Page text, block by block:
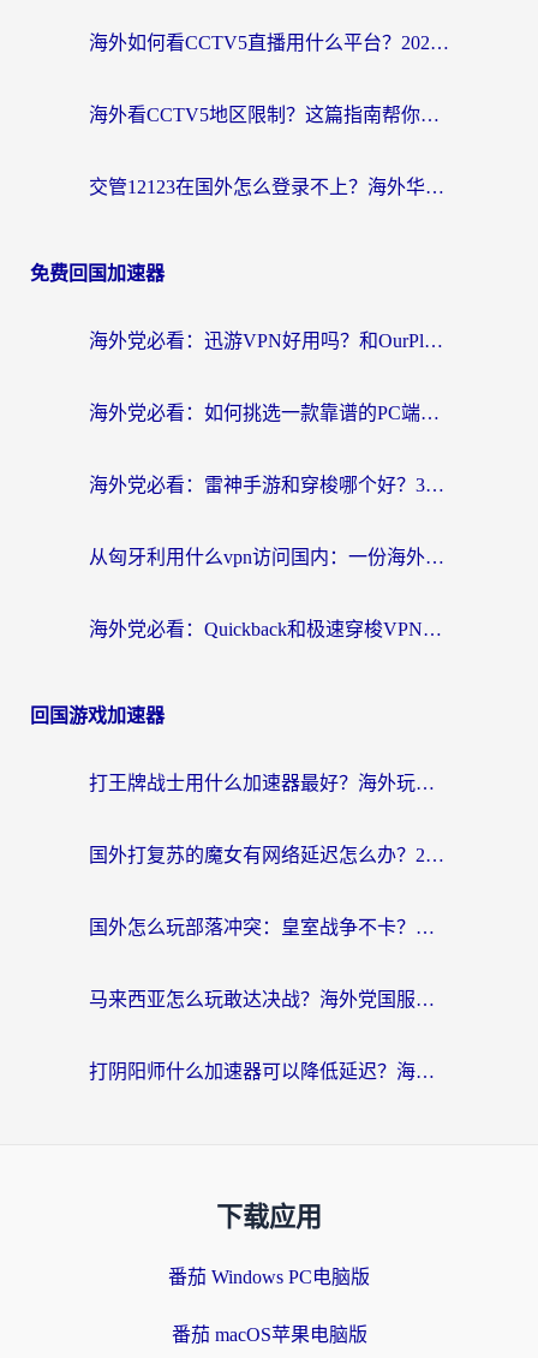
海外如何看CCTV5直播用什么平台？2026最新指南：看欧洲杯、中超、奥运不再卡
海外看CCTV5地区限制？这篇指南帮你流畅看欧洲杯、NBA还听中文解说
交管12123在国外怎么登录不上？海外华人必看的回国加速器选择指南
免费回国加速器
海外党必看：迅游VPN好用吗？和OurPlay VPN对比哪个回国效果更好？附真实体验测评
海外党必看：如何挑选一款靠谱的PC端VPN，让回国冲浪不再卡顿
海外党必看：雷神手游和穿梭哪个好？3步教你选对回国加速器（附实测对比）
从匈牙利用什么vpn访问国内：一份海外游子的网络归乡指南
海外党必看：Quickback和极速穿梭VPN好用吗？3步选对回国加速器实现无缝刷国内资源
回国游戏加速器
打王牌战士用什么加速器最好？海外玩家的终极选择指南
国外打复苏的魔女有网络延迟怎么办？2026海外玩家国服游戏加速全攻略
国外怎么玩部落冲突：皇室战争不卡？海外玩家畅玩国服游戏终极指南
马来西亚怎么玩敢达决战？海外党国服游戏加速避坑指南（附实测推荐）
打阴阳师什么加速器可以降低延迟？海外玩家的真实困境与破局
下载应用
番茄 Windows PC电脑版
番茄 macOS苹果电脑版